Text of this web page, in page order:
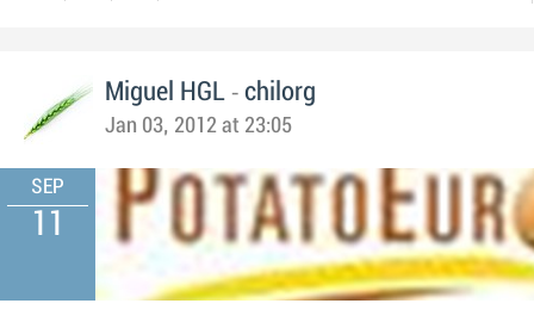
Miguel HGL - chilorg
Jan 03, 2012 at 23:05
SEP
11